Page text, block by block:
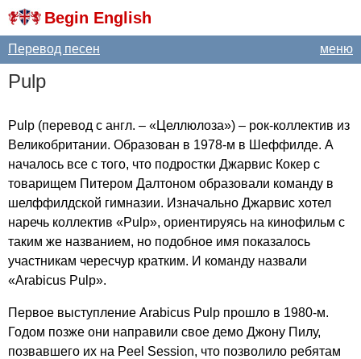
Begin English
меню
Перевод песен
Pulp
Pulp (перевод с англ. – «Целлюлоза») – рок-коллектив из
Великобритании. Образован в 1978-м в Шеффилде. А
началось все с того, что подростки Джарвис Кокер с
товарищем Питером Далтоном образовали команду в
шелффилдской гимназии. Изначально Джарвис хотел
наречь коллектив «Pulp», ориентируясь на кинофильм с
таким же названием, но подобное имя показалось
участникам чересчур кратким. И команду назвали
«Arabicus Pulp».
Первое выступление Arabicus Pulp прошло в 1980-м.
Годом позже они направили свое демо Джону Пилу,
позвавшего их на Peel Session, что позволило ребятам